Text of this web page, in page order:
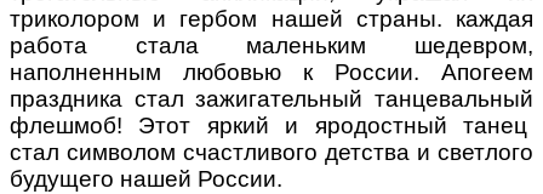
триколором и гербом нашей страны. каждая
работа стала маленьким шедевром,
наполненным любовью к России. Апогеем
праздника стал зажигательный танцевальный
флешмоб! Этот яркий и яродостный танец
стал символом счастливого детства и светлого
будущего нашей России.